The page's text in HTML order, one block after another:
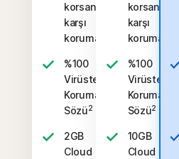
korsanlığına
karşı
koruma
%100
Virüsten
Koruma
Sözü2
2GB
Cloud
korsanlığına
karşı
koruma
%100
Virüsten
Koruma
Sözü2
10GB
Cloud